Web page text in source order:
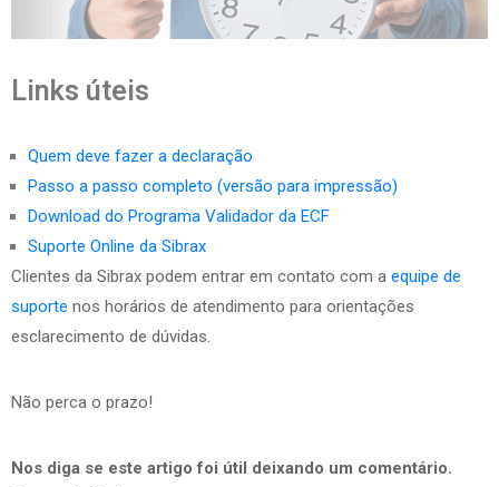
Links úteis
Quem deve fazer a declaração
Passo a passo completo (versão para impressão)
Download do Programa Validador da ECF
Suporte Online da Sibrax
Clientes da Sibrax podem entrar em contato com a equipe de
suporte nos horários de atendimento para orientações
esclarecimento de dúvidas.
Não perca o prazo!
Nos diga se este artigo foi útil deixando um comentário.